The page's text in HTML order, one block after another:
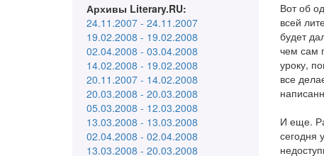
Архивы Literary.RU:
24.11.2007 - 24.11.2007
19.02.2008 - 19.02.2008
02.04.2008 - 03.04.2008
14.02.2008 - 19.02.2008
20.11.2007 - 14.02.2008
20.03.2008 - 20.03.2008
05.03.2008 - 12.03.2008
13.03.2008 - 13.03.2008
02.04.2008 - 02.04.2008
13.03.2008 - 20.03.2008
Вот об
всей
будет
чем сам
уроку,
все
И еще.
сегодня